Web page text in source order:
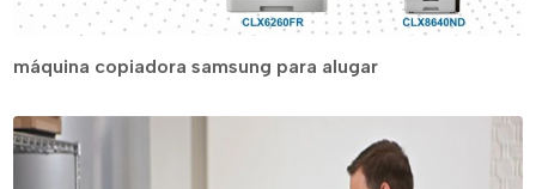
máquina copiadora samsung para alugar